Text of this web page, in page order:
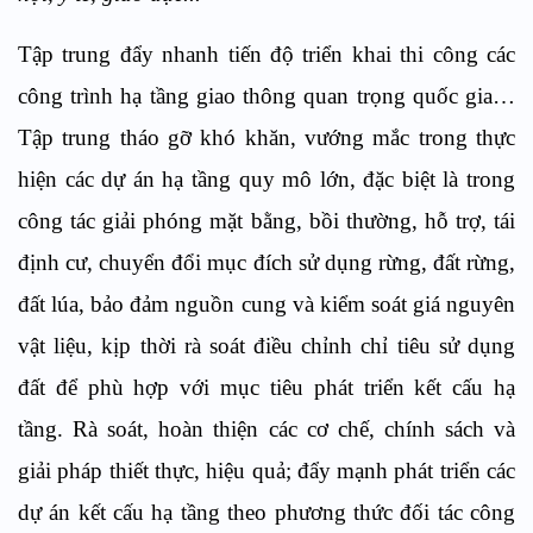
Tập trung đẩy nhanh tiến độ triển khai thi công các
công trình hạ tầng giao thông quan trọng quốc gia…
Tập trung tháo gỡ khó khăn, vướng mắc trong thực
hiện các dự án hạ tầng quy mô lớn, đặc biệt là trong
công tác giải phóng mặt bằng, bồi thường, hỗ trợ, tái
định cư, chuyển đổi mục đích sử dụng rừng, đất rừng,
đất lúa, bảo đảm nguồn cung và kiểm soát giá nguyên
vật liệu, kịp thời rà soát điều chỉnh chỉ tiêu sử dụng
đất để phù hợp với mục tiêu phát triển kết cấu hạ
tầng. Rà soát, hoàn thiện các cơ chế, chính sách và
giải pháp thiết thực, hiệu quả; đẩy mạnh phát triển các
dự án kết cấu hạ tầng theo phương thức đối tác công